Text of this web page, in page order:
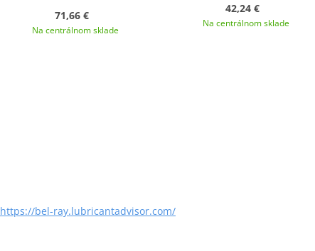
71,66 €
Na centrálnom sklade
42,24 €
Na centrálnom sklade
https://bel-ray.lubricantadvisor.com/